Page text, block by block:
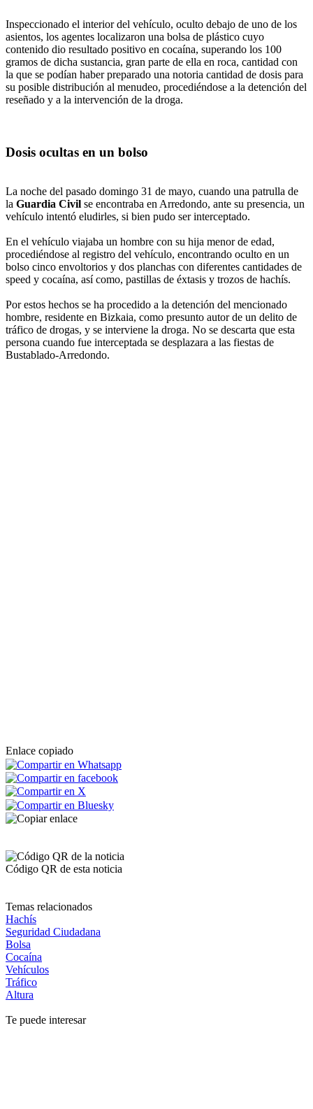
Inspeccionado el interior del vehículo, oculto debajo de uno de los
asientos, los agentes localizaron una bolsa de plástico cuyo
contenido dio resultado positivo en cocaína, superando los 100
gramos de dicha sustancia, gran parte de ella en roca, cantidad con
la que se podían haber preparado una notoria cantidad de dosis para
su posible distribución al menudeo, procediéndose a la detención del
reseñado y a la intervención de la droga.
Dosis ocultas en un bolso
La noche del pasado domingo 31 de mayo, cuando una patrulla de
la Guardia Civil se encontraba en Arredondo, ante su presencia, un
vehículo intentó eludirles, si bien pudo ser interceptado.
En el vehículo viajaba un hombre con su hija menor de edad,
procediéndose al registro del vehículo, encontrando oculto en un
bolso cinco envoltorios y dos planchas con diferentes cantidades de
speed y cocaína, así como, pastillas de éxtasis y trozos de hachís.
Por estos hechos se ha procedido a la detención del mencionado
hombre, residente en Bizkaia, como presunto autor de un delito de
tráfico de drogas, y se interviene la droga. No se descarta que esta
persona cuando fue interceptada se desplazara a las fiestas de
Bustablado-Arredondo.
Enlace copiado
Código QR de esta noticia
Temas relacionados
Hachís
Seguridad Ciudadana
Bolsa
Cocaína
Vehículos
Tráfico
Altura
Te puede interesar